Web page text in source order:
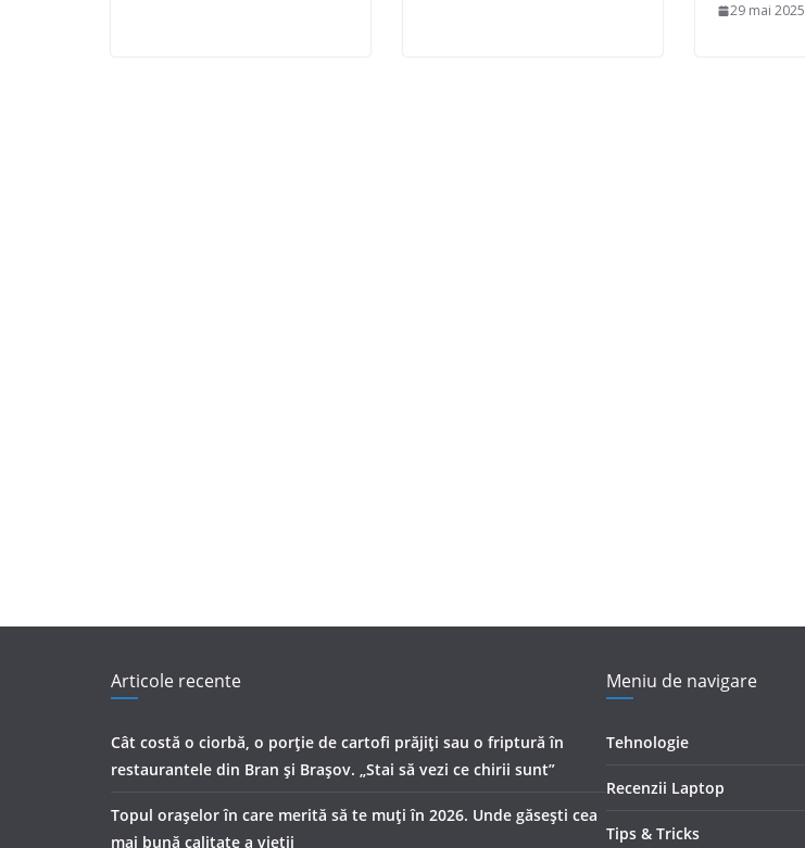
29 mai 2025
Articole recente
Cât costă o ciorbă, o porţie de cartofi prăjiţi sau o friptură în
restaurantele din Bran şi Braşov. „Stai să vezi ce chirii sunt”
Topul orașelor în care merită să te muți în 2026. Unde găsești cea
mai bună calitate a vieții
Meniu de navigare
Tehnologie
Recenzii Laptop
Tips & Tricks